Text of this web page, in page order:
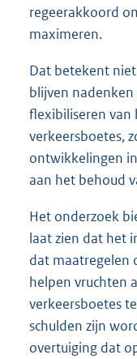
regeerakkoord
maximeren.
Dat betekent
blijven
flexibiliseren van
verkeersboetes,
ontwikkelingen
aan het behoud
Het onderzoek
laat zien dat het
dat maatregelen
helpen vruchten
verkeersboetes
schulden zijn
overtuiging dat